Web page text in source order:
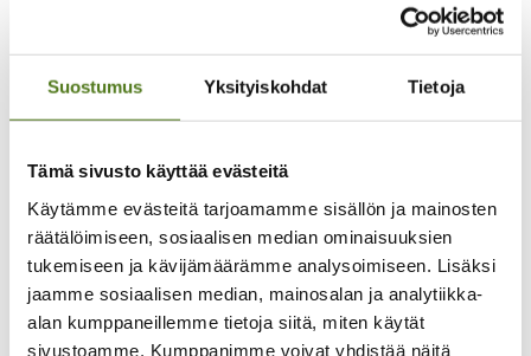
Suostumus Yksityiskohdat Tietoja
Tämä sivusto käyttää evästeitä
Käytämme evästeitä tarjoamamme sisällön ja mainosten
räätälöimiseen, sosiaalisen median ominaisuuksien
tukemiseen ja kävijämäärämme analysoimiseen. Lisäksi
jaamme sosiaalisen median, mainosalan ja analytiikka-
alan kumppaneillemme tietoja siitä, miten käytät
sivustoamme. Kumppanimme voivat yhdistää näitä
Vaasan seudun epilepsiayhdistys
Yhdistyksen yhteystiedot
Vakka-Suomen epilepsiayhdistys
Yhdistyksen yhteystiedot
Liity jäseneksi
Varkauden seudun epilepsiayhdistys
Liity jäseneksi
Jäsenedut ja jäsenkortti
Epilepsialiitto
Arvot ja strategia